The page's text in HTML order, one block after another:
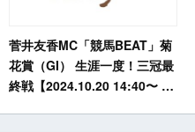
菅井友香MC「競馬BEAT」菊
花賞（GI） 生涯一度！三冠最
終戦【2024.10.20 14:40〜 関